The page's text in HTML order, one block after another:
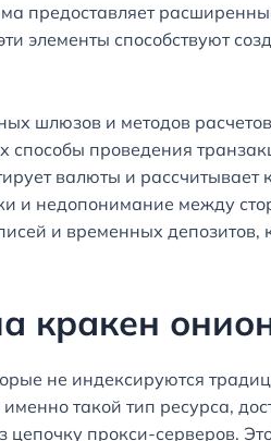
предоставляет
элементы способствуют
шлюзов и методов
проведения
валюты и
и недопонимание между
и временных
кракен
не индексируются
такой тип ресурса,
прокси-серверов.